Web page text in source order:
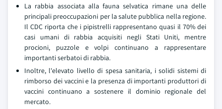
La rabbia associata alla fauna selvatica rimane una delle
principali preoccupazioni per la salute pubblica nella regione.
Il CDC riporta che i pipistrelli rappresentano quasi il 70% dei
casi umani di rabbia acquisiti negli Stati Uniti, mentre
procioni, puzzole e volpi continuano a rappresentare
importanti serbatoi di rabbia.
Inoltre, l'elevato livello di spesa sanitaria, i solidi sistemi di
rimborso dei vaccini e la presenza di importanti produttori di
vaccini continuano a sostenere il dominio regionale del
mercato.